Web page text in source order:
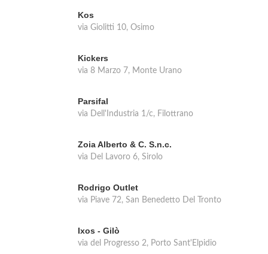
Kos
via Giolitti 10, Osimo
Kickers
via 8 Marzo 7, Monte Urano
Parsifal
via Dell'Industria 1/c, Filottrano
Zoia Alberto & C. S.n.c.
via Del Lavoro 6, Sirolo
Rodrigo Outlet
via Piave 72, San Benedetto Del Tronto
Ixos - Gilò
via del Progresso 2, Porto Sant'Elpidio